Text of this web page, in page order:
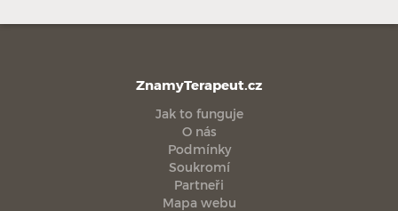
ZnamyTerapeut.cz
Jak to funguje
O nás
Podmínky
Soukromí
Partneři
Mapa webu